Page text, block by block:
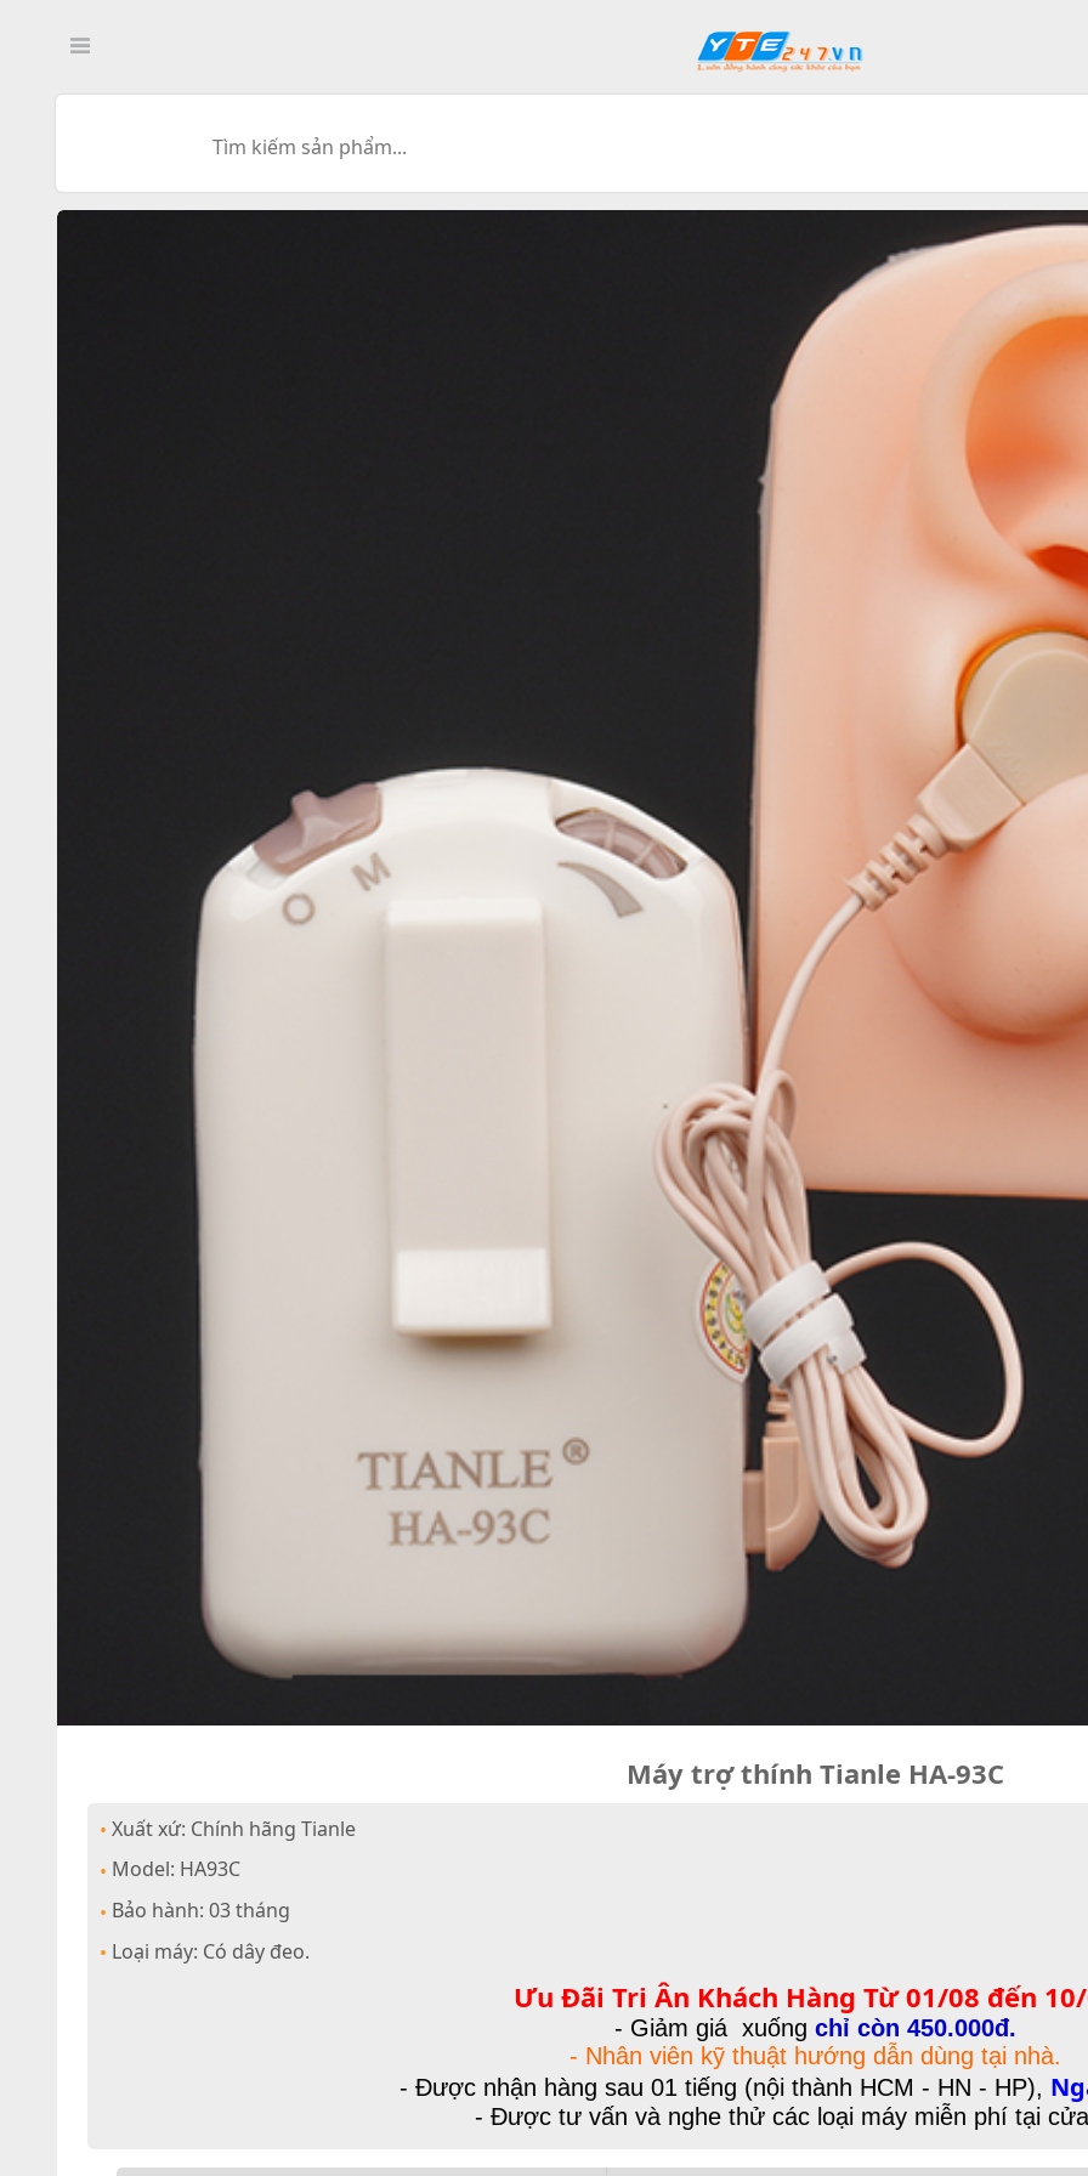
Máy trợ thính Tianle HA-93C
• Xuất xứ: Chính hãng Tianle
• Model: HA93C
• Bảo hành: 03 tháng
• Loại máy: Có dây đeo.
Ưu Đãi Tri Ân Khách Hàng Từ 01/08 đến
- Giảm giá xuốngchỉ còn 450.000đ.
- Nhân viên kỹ thuật hướng dẫn dùng tại nhà.
- Được nhận hàng sau 01 tiếng (nội thành HCM - HN - HP),
- Được tư vấn và nghe thử các loại máy miễn phí tại